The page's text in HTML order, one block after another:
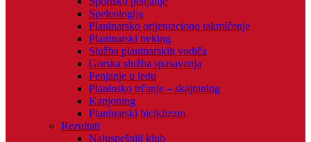
Speleologija
Planinarsko orijentaciono takmičenje
Planinarski treking
Služba planinarskih vodiča
Gorska služba spasavanja
Penjanje u ledu
Planinsko trčanje – skajraning
Kanjoning
Planinarski biciklizam
Rezultati
Najuspešniji klub